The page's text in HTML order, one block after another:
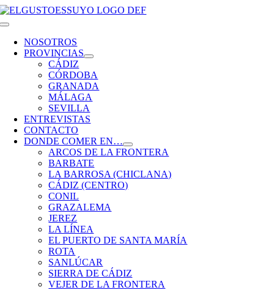
Saltar
al
Toggle
NavigationNOSOTROS
PROVINCIAS
CÁDIZ
CÓRDOBA
GRANADA
MÁLAGA
SEVILLA
ENTREVISTAS
CONTACTO
DONDE COMER EN…
ARCOS DE LA FRONTERA
BARBATE
LA BARROSA (CHICLANA)
CÁDIZ (CENTRO)
CONIL
GRAZALEMA
JEREZ
LA LÍNEA
EL PUERTO DE SANTA MARÍA
ROTA
SANLÚCAR
SIERRA DE CÁDIZ
VEJER DE LA FRONTERA